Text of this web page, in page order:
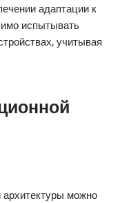
адаптации к
испытывать
учитывая
архитектуры можно